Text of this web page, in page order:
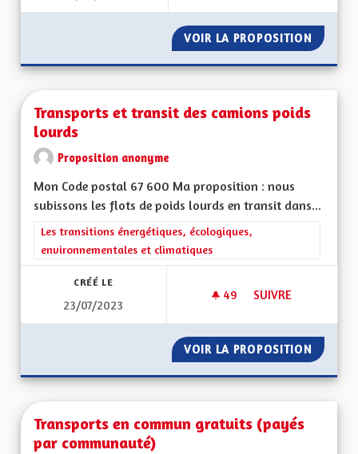
VOIR LA PROPOSITION
Transports et transit des camions poids
lourds
Proposition anonyme
Mon Code postal 67 600 Ma proposition : nous
subissons les flots de poids lourds en transit dans...
Filtrer les résultats de la catégorie : Les transitions
Les transitions énergétiques, écologiques,
environnementales et climatiques
CRÉÉ LE
23/07/2023
49 49 ABONNÉS
SUIVRE
VOIR LA PROPOSITION
Transports en commun gratuits (payés
par communauté)